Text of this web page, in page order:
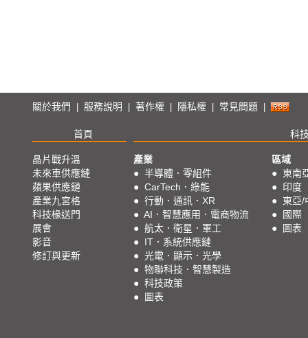
關於我們 服務說明 著作權 隱私權 常見問題
首頁 科
晶片戰升溫
未來車供應鏈
蘋果供應鏈
產業九宮格
科技椽送門
展會
影音
修訂與更新
產業
● 半導體．零組件
● CarTech．綠能
● 行動．通訊．XR
● AI．智慧應用．電商物流
● 航太．衛星．軍工
● IT．系統供應鏈
● 光電．顯示．光學
● 物聯科技．智慧製造
● 科技政策
●
圖表
區域
● 東南
● 印度
● 東亞/
●
國際
●
圖表